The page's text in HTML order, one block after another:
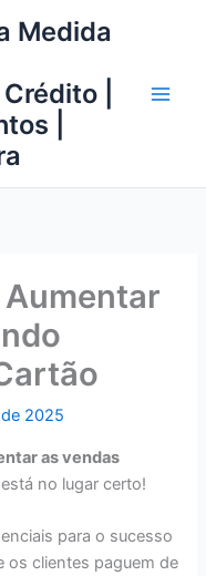
Medida
|
|
2025
as vendas
no lugar certo!
para o sucesso
os clientes paguem de